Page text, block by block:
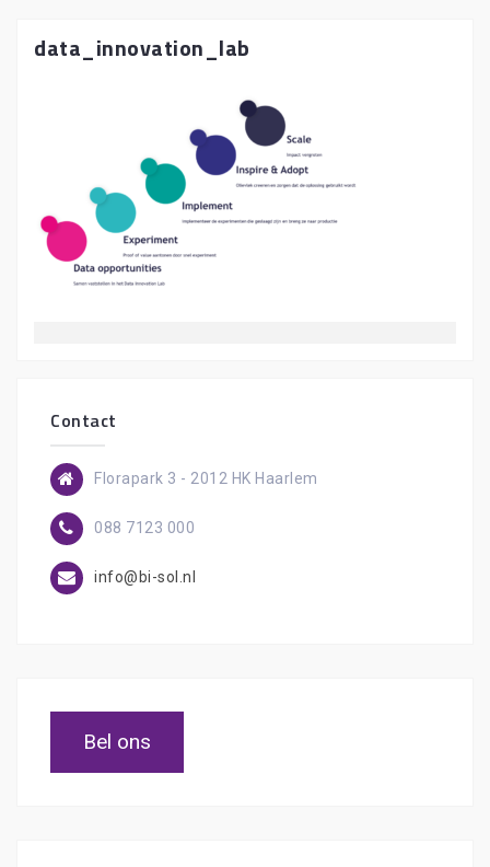
data_innovation_lab
Contact
Florapark 3 - 2012 HK Haarlem
088 7123 000
info@bi-sol.nl
Bel ons